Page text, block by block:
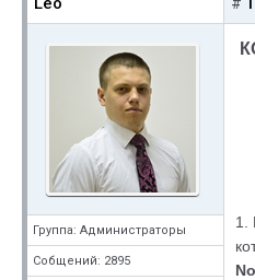
Группа: Администраторы
Собщений: 2895
1.